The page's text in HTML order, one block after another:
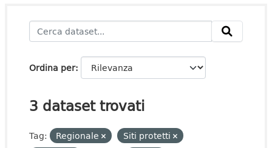
Ordina per
3 dataset trovati
Tag: Regionale
Siti protetti